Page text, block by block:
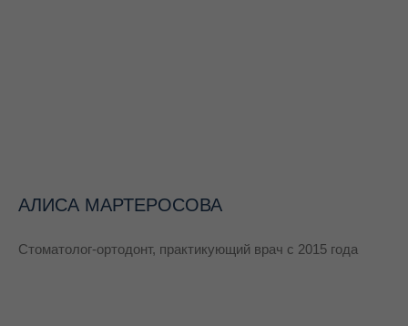
АЛИСА МАРТЕРОСОВА
Стоматолог-ортодонт, практикующий врач с 2015 года